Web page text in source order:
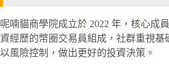
呢喃貓商學院成立於 2022 年，核心成
資經歷的幣圈交易員組成，社群重視基
以風險控制，做出更好的投資決策。